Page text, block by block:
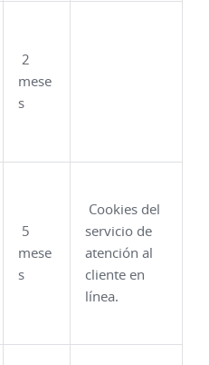
2
mese
s
5
mese
s
Cookies del
servicio de
atención al
cliente en
línea.